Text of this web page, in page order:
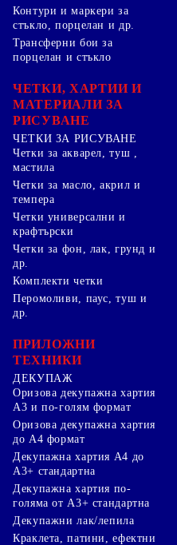
Контури и маркери за
стъкло, порцелан и др.
Трансферни бои за
порцелан и стъкло
ЧЕТКИ, ХАРТИИ И
МАТЕРИАЛИ ЗА
РИСУВАНЕ
ЧЕТКИ ЗА РИСУВАНЕ
Четки за акварел, туш ,
мастила
Четки за масло, акрил и
темпера
Четки универсални и
крафтърски
Четки за фон, лак, грунд и
др.
Комплекти четки
Перомоливи, паус, туш и
др.
ПРИЛОЖНИ
ТЕХНИКИ
ДЕКУПАЖ
Оризова декупажна хартия
А3 и по-голям формат
Оризова декупажна хартия
до А4 формат
Декупажна хартия А4 до
А3+ стандартна
Декупажна хартия по-
голяма от А3+ стандартна
Декупажни лак/лепила
Краклета, патини, ефектни